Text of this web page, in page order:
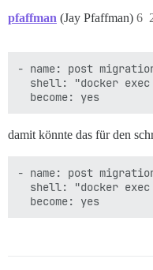
pfaffman (Jay Pfaffman) 6
- name: post
shell: "docker
damit könnte das für den
- name: post
shell: "docker